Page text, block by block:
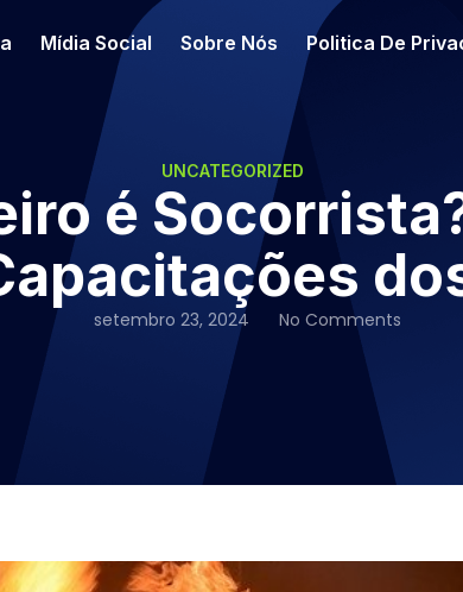
Mídia Social Sobre Nós Politica De
UNCATEGORIZED
é
setembro 23, 2024 No Comments